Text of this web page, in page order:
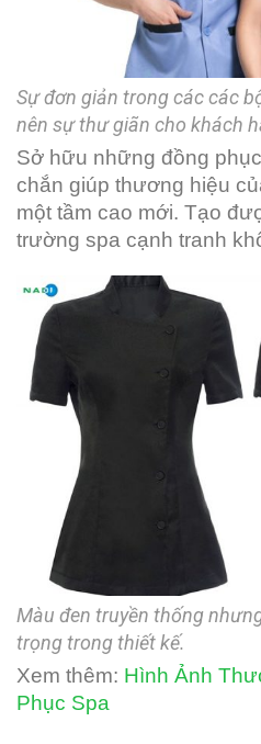
Sự đơn giản trong các các
nên sự thư giãn cho khách
Sở hữu những đồng
chắn giúp thương hiệu
một tầm cao mới. Tạo
trường spa cạnh tranh
Màu đen truyền thống
trọng trong thiết kế.
Xem thêm: Hình Ảnh
Phục Spa